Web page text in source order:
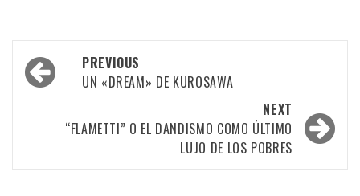
Post
navigation
PREVIOUS
UN «DREAM» DE KUROSAWA
NEXT
“FLAMETTI” O EL DANDISMO COMO ÚLTIMO
LUJO DE LOS POBRES